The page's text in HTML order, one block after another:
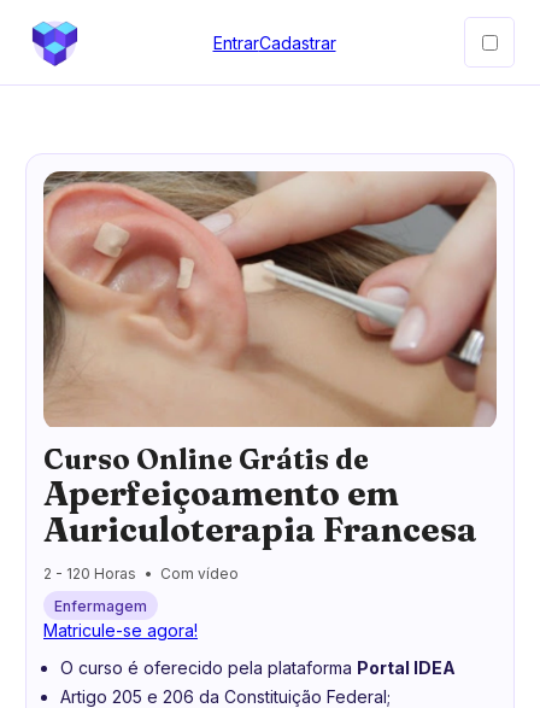
EntrarCadastrar
Curso Online Grátis de
Aperfeiçoamento em
Auriculoterapia Francesa
2 - 120 Horas
Com vídeo
Enfermagem
Matricule-se agora!
O curso é oferecido pela plataforma Portal IDEA
Artigo 205 e 206 da Constituição Federal;